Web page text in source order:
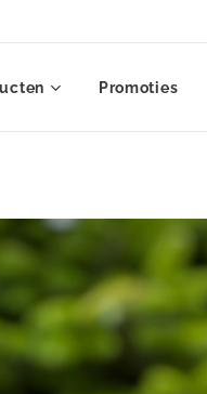
Promoties